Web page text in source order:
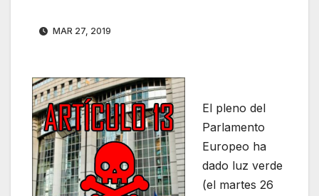
MAR 27, 2019
El pleno del
Parlamento
Europeo ha
dado luz verde
(el martes 26